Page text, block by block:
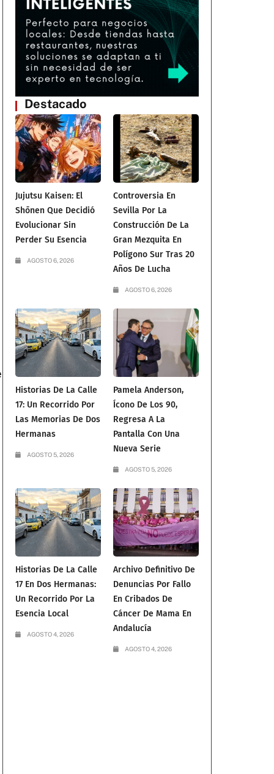
Destacado
Jujutsu Kaisen: El
Shōnen Que Decidió
Evolucionar Sin
Perder Su Esencia
AGOSTO 6, 2026
Controversia En
Sevilla Por La
Construcción De La
Gran Mezquita En
Polígono Sur Tras 20
Años De Lucha
AGOSTO 6, 2026
Historias De La Calle
17: Un Recorrido Por
Las Memorias De Dos
Hermanas
AGOSTO 5, 2026
Pamela Anderson,
Ícono De Los 90,
Regresa A La
Pantalla Con Una
Nueva Serie
AGOSTO 5, 2026
Historias De La Calle
17 En Dos Hermanas:
Un Recorrido Por La
Esencia Local
AGOSTO 4, 2026
Archivo Definitivo De
Denuncias Por Fallo
En Cribados De
Cáncer De Mama En
Andalucía
AGOSTO 4, 2026